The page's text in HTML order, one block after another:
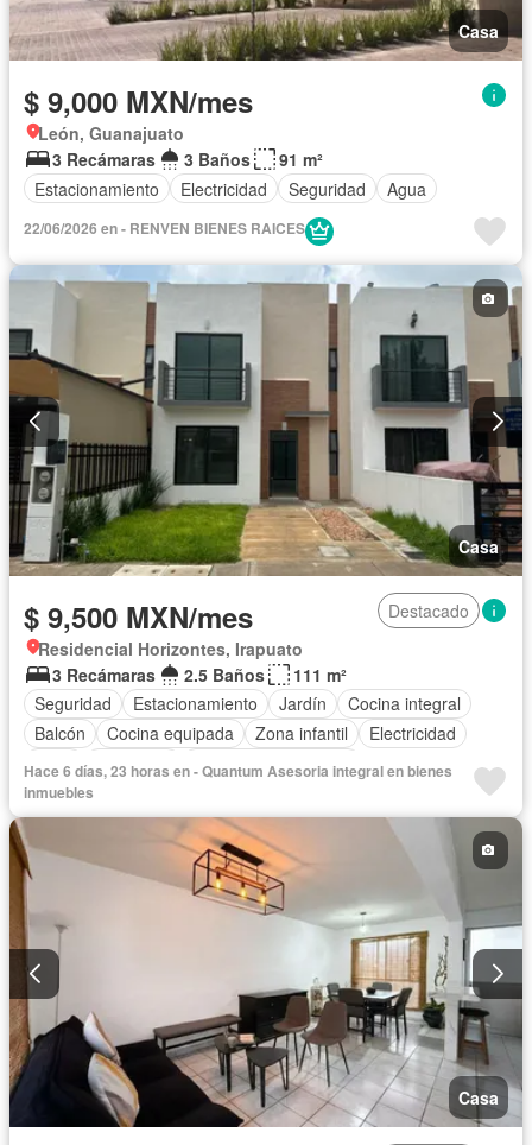
Casa
$ 9,000 MXN/mes
León, Guanajuato
3 Recámaras
3 Baños
91 m²
Estacionamiento
Electricidad Seguridad Agua
22/06/2026 en - RENVEN BIENES RAICES
Casa
$ 9,500 MXN/mes
Destacado
Residencial Horizontes, Irapuato
3 Recámaras
2.5 Baños
111 m²
Seguridad
Estacionamiento Jardín
Cocina integral
Balcón
Cocina equipada Zona infantil
Electricidad
Agua
Despacho
Recámara con closet
Caseta de vigilancia
Hace 6 días, 23 horas en - Quantum Asesoria integral en bienes
inmuebles
Casa